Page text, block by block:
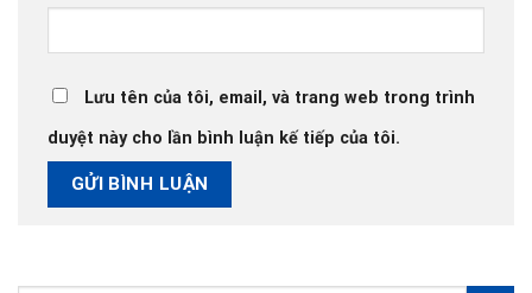
Lưu tên của tôi, email, và trang web trong trình
duyệt này cho lần bình luận kế tiếp của tôi.